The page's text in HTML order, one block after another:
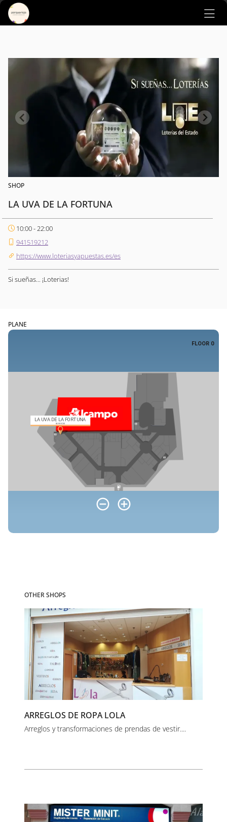
Ir al contenido principal
SHOP
LA UVA DE LA FORTUNA
10:00 - 22:00
941519212
https://www.loteriasyapuestas.es/es
Si sueñas... ¡Loterias!
PLANE
OTHER SHOPS
ARREGLOS DE ROPA LOLA
Arreglos y transformaciones de prendas de vestir....